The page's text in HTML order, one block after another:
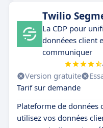
Twilio
La CDP pour
donnéees client
communiquer
Version gratuite
Tarif sur demande
Plateforme de données
utilisez vos données